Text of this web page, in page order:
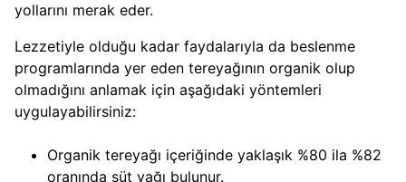
yollarını merak eder.
Lezzetiyle olduğu kadar faydalarıyla da beslenme
programlarında yer eden tereyağının organik olup
olmadığını anlamak için aşağıdaki yöntemleri
uygulayabilirsiniz:
Organik tereyağı içeriğinde yaklaşık %80 ila %82
oranında süt yağı bulunur.